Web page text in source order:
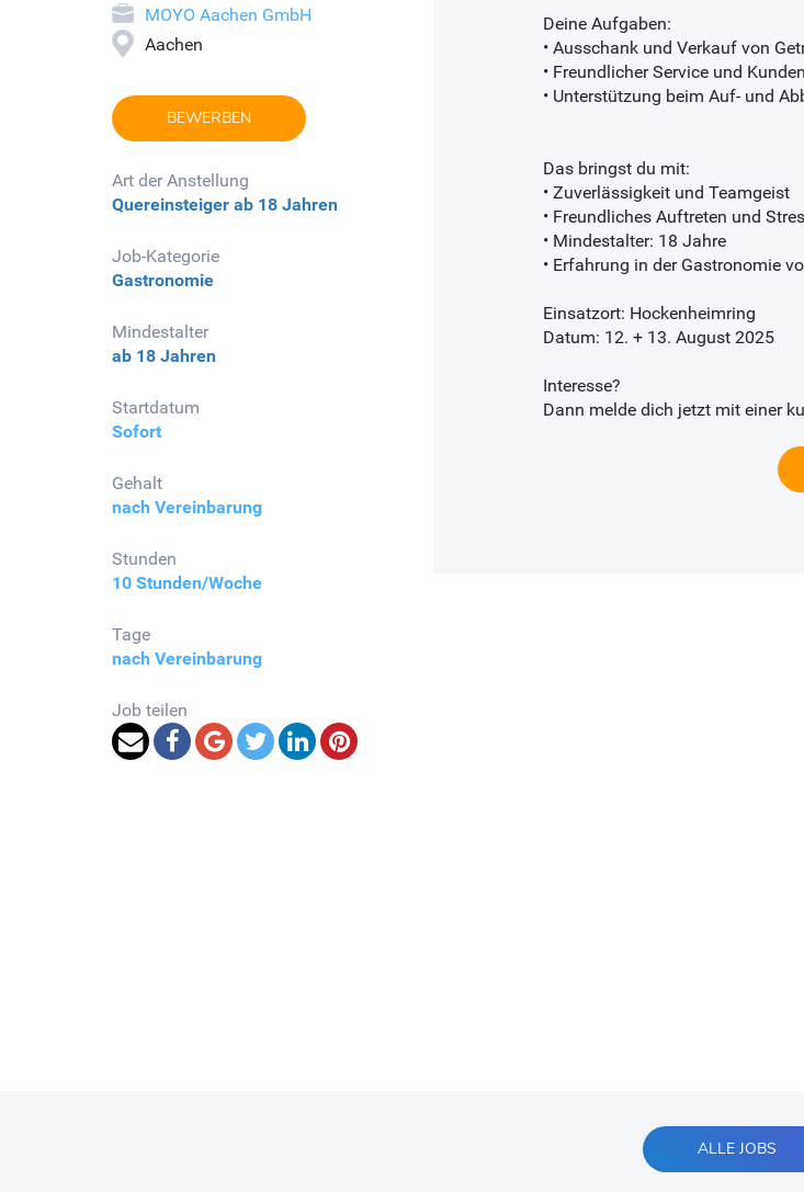
MOYO Aachen GmbH
Aachen
BEWERBEN
Art der Anstellung
Quereinsteiger ab 18 Jahren
Job-Kategorie
Gastronomie
Mindestalter
ab 18 Jahren
Startdatum
Sofort
Gehalt
nach Vereinbarung
Stunden
10 Stunden/Woche
Tage
nach Vereinbarung
Job teilen
Deine Aufgaben:
• Ausschank und Verkauf von
• Freundlicher Service und
• Unterstützung beim Auf- und
Das bringst du mit:
• Zuverlässigkeit und Teamgeist
• Freundliches Auftreten und
• Mindestalter: 18 Jahre
• Erfahrung in der Gastronomie
Einsatzort: Hockenheimring
Datum: 12. + 13. August 2025
Interesse?
Dann melde dich jetzt mit einer
ALLE JOBS